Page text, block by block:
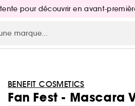
pour découvrir en avant-
BENEFIT COSMETICS
Fan Fest - Mascara